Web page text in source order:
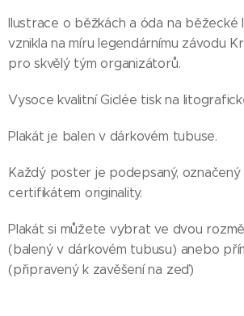
Ilustrace o běžkách a óda na běžecké
vznikla na míru legendárnímu závodu
pro skvělý tým organizátorů.
Vysoce kvalitní Giclée tisk na
Plakát je balen v dárkovém tubuse.
Každý poster je podepsaný, označený
certifikátem originality.
Plakát si můžete vybrat ve dvou
(balený v dárkovém tubusu) anebo
(připravený k zavěšení na zeď)